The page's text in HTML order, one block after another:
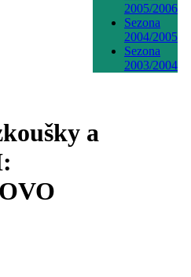
2005/2006
Sezona
2004/2005
Sezona
2003/2004
a